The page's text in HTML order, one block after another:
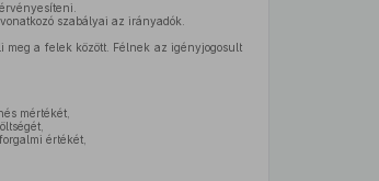
szabályai az irányadók.
a felek között. Félnek az igényjogosult
mértékét,
értékét,